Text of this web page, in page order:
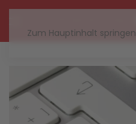
Zum Hauptinhalt springen